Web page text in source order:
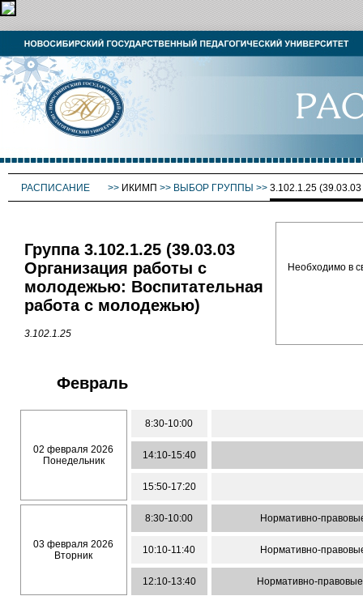
РАСПИСАНИЕ >> ИКИМП >> ВЫБОР ГРУППЫ >> 3.102.1.25
Группа 3.102.1.25 (39.03.03
Организация работы с
молодежью: Воспитательная
работа с молодежью)
3.102.1.25
Необходимо в
Февраль
02 февраля 2026
Понедельник
8:30-10:00
14:10-15:40
15:50-17:20
03 февраля 2026
Вторник
8:30-10:00 Нормативно-
10:10-11:40 Нормативно-
12:10-13:40 Нормативно-